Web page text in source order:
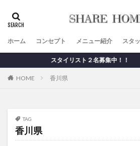
ホーム コンセプト メニュー紹介 スタ
スタイリスト２名募集中！！
HOME 香川県
TAG
香川県